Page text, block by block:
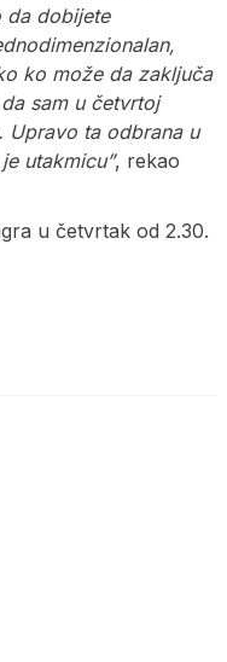
da dobijete
ko može da zaključa
sam u četvrtoj
Upravo ta odbrana u
utakmicu”, rekao
u četvrtak od 2.30.